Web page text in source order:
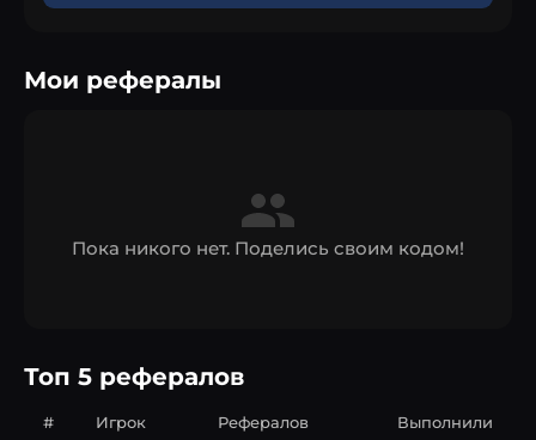
Мои рефералы
Пока никого нет. Поделись своим кодом!
Топ 5 рефералов
# Игрок Рефералов Выполнили